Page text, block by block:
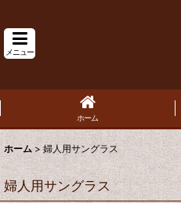
メニュー
ホーム
ホーム > 婦人用サングラス
婦人用サングラス